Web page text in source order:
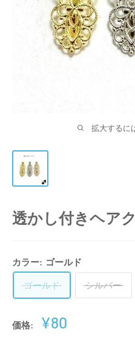
拡大するに
透かし付きヘア
カラー: ゴールド
ゴールド シルバー
価格:
販
¥80